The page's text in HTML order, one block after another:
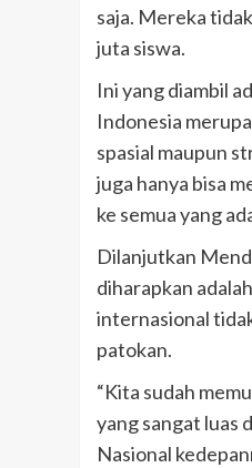
saja. Mereka
juta siswa.
Ini yang diambil
Indonesia
spasial maupun
juga hanya bisa
ke semua yang
Dilanjutkan
diharapkan
internasional
patokan.
“Kita sudah
yang sangat luas
Nasional